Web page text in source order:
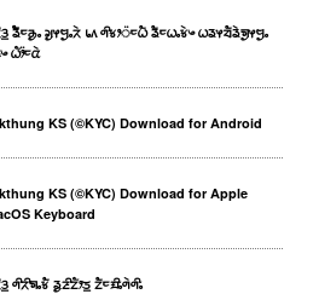
ᤕᤠᤠᤰᤌᤢᤱ ᤆᤢᤶᤗᤢᤱᤖᤧ ᥇᥈ ᤛᤡᤃᤣ᤺ᤰᤐᤠ ᤕᤠᤰᤐᤱᤃᤧᤴ ᤐᤕᤶᤔᤠᤕᤧᤈᤢᤶᤗᤢᤱ
ᤐᤥ᤺ᤰᤂᤧ
KS (©KYC) Download for Android
KS (©KYC) Download for Apple
Keyboard
ᤛᤡᤖᤡᤈᤱᤃᤠ ᤕᤢᤏᤡᤁᤥᤍ᤻ ᤁᤠᤰᤀᤡᤱᤛᤧᤛᤡᤱ